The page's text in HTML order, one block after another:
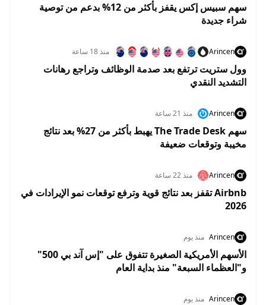
سهم سبيس إكس يقفز بأكثر من 12% بدعم من توصية
شراء جديدة
Arincen منذ 18 ساعة
وول ستريت ترتفع بعد صدمة الوظائف وتراجع رهانات
التشديد النقدي
Arincen منذ 21 ساعة
سهم The Trade Desk يهبط بأكثر من 27% بعد نتائج
مخيبة وتوقعات ضعيفة
Arincen منذ 22 ساعة
Airbnb تقفز بعد نتائج قوية وترفع توقعات نمو الإيرادات في
2026
Arincen منذ يوم
الأسهم الأمريكية الصغيرة تتفوق على "إس آند بي 500"
و"العظماء السبعة" منذ بداية العام
Arincen منذ يوم